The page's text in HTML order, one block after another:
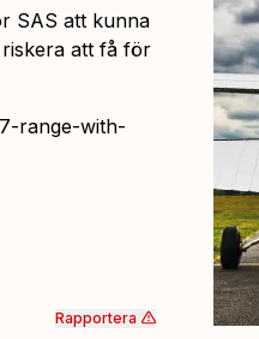
SAS att kunna
att få för
range-with-
Rapportera